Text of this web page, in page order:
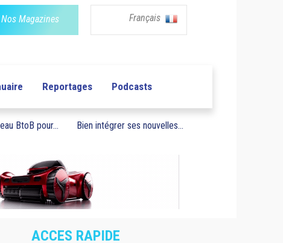
Nos Magazines Français
Reportages Podcasts
BtoB pour... Bien intégrer ses nouvelles...
ACCES RAPIDE